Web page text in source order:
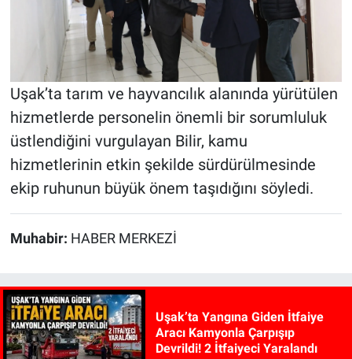
Uşak’ta tarım ve hayvancılık alanında yürütülen
hizmetlerde personelin önemli bir sorumluluk
üstlendiğini vurgulayan Bilir, kamu
hizmetlerinin etkin şekilde sürdürülmesinde
ekip ruhunun büyük önem taşıdığını söyledi.
Muhabir: HABER MERKEZİ
Uşak’ta Yangına Giden İtfaiye
Aracı Kamyonla Çarpışıp
Devrildi! 2 İtfaiyeci Yaralandı